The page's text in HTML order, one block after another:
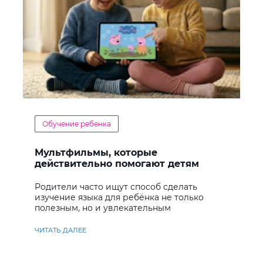
Обучение ребенка
Мультфильмы, которые
действительно помогают детям
Родители часто ищут способ сделать
изучение языка для ребёнка не только
полезным, но и увлекательным
ЧИТАТЬ ДАЛЕЕ